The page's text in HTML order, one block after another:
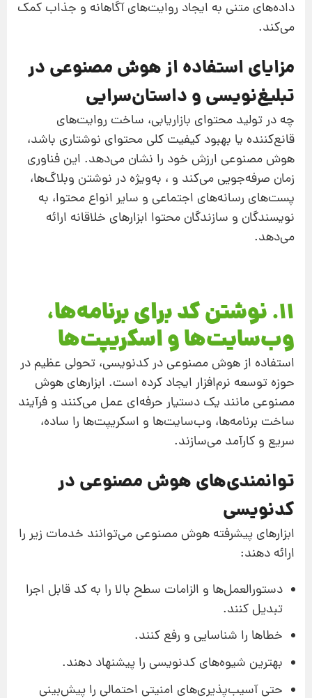
داده‌های متنی به ایجاد روایت‌های آگاهانه و جذاب کمک
می‌کند.
مزایای استفاده از هوش مصنوعی در
تبلیغ‌نویسی و داستان‌سرایی
چه در تولید محتوای بازاریابی، ساخت روایت‌های
قانع‌کننده یا بهبود کیفیت کلی محتوای نوشتاری باشد،
هوش مصنوعی ارزش خود را نشان می‌دهد. این فناوری
زمان صرفه‌جویی می‌کند و ، به‌ویژه در نوشتن وبلاگ‌ها،
پست‌های رسانه‌های اجتماعی و سایر انواع محتوا، به
نویسندگان و سازندگان محتوا ابزارهای خلاقانه ارائه
می‌دهد.
11. نوشتن کد برای برنامه‌ها،
وب‌سایت‌ها و اسکریپت‌ها
استفاده از هوش مصنوعی در کدنویسی، تحولی عظیم در
حوزه توسعه نرم‌افزار ایجاد کرده است. ابزارهای هوش
مصنوعی مانند یک دستیار حرفه‌ای عمل می‌کنند و فرآیند
ساخت برنامه‌ها، وب‌سایت‌ها و اسکریپت‌ها را ساده،
سریع و کارآمد می‌سازند.
توانمندی‌های هوش مصنوعی در
کدنویسی
ابزارهای پیشرفته هوش مصنوعی می‌توانند خدمات زیر را
ارائه دهند:
دستورالعمل‌ها و الزامات سطح بالا را به کد قابل اجرا
تبدیل کنند.
خطاها را شناسایی و رفع کنند.
بهترین شیوه‌های کدنویسی را پیشنهاد دهند.
حتی آسیب‌پذیری‌های امنیتی احتمالی را پیش‌بینی